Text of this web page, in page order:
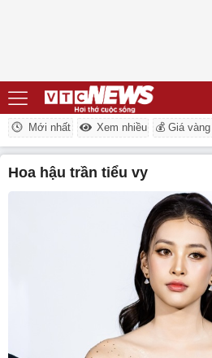
Mới nhất Xem nhiều 💰 Giá vàng
hoa hậu trần tiểu vy